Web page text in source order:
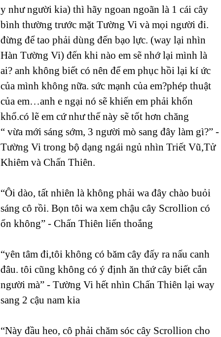
y như người kia) thì hãy ngoan ngoãn là 1 cái cây
bình thường trước mặt Tường Vi và mọi người đi.
đừng để tao phải dùng đến bạo lực. (way lại nhìn
Hàn Tường Vi) đến khi nào em sẽ nhớ lại mình là
ai? anh không biết có nên để em phục hồi lại kí ức
của mình không nữa. sức mạnh của em?phép thuật
của em…anh e ngại nó sẽ khiến em phải khốn
khổ.có lẽ em cứ như thế này sẽ tốt hơn chăng
“ vừa mới sáng sớm, 3 người mò sang đây làm gì?” -
Tường Vi trong bộ dạng ngái ngủ nhìn Triết Vũ,Tử
Khiêm và Chấn Thiên.
“Ôi dào, tất nhiên là không phải wa đây chào buỏi
sáng cô rồi. Bọn tôi wa xem chậu cây Scrollion có
ổn không” - Chấn Thiên liến thoắng
“yên tâm đi,tôi không có băm cây đấy ra nấu canh
đâu. tôi cũng không có ý định ăn thứ cây biết cắn
người mà” - Tường Vi hết nhìn Chấn Thiên lại way
sang 2 cậu nam kia
“Này đầu heo, cô phải chăm sóc cây Scrollion cho